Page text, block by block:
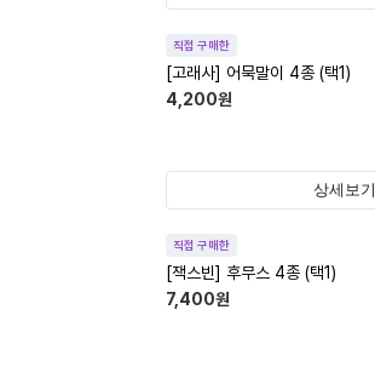
직접 구매한
[고래사] 어묵말이 4종 (택1)
4,200원
상세보기
직접 구매한
[잭스빈] 후무스 4종 (택1)
7,400원